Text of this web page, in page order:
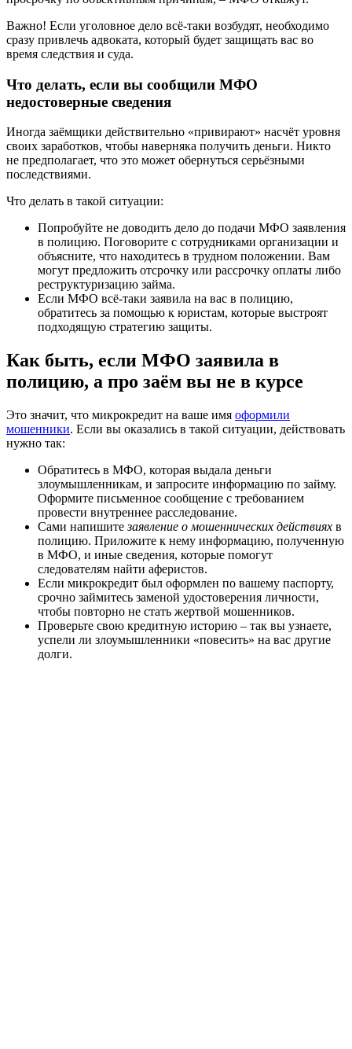
Важно! Если уголовное дело всё-таки возбудят, необходимо
сразу привлечь адвоката, который будет защищать вас во
время следствия и суда.
Что делать, если вы сообщили МФО
недостоверные сведения
Иногда заёмщики действительно «привирают» насчёт уровня
своих заработков, чтобы наверняка получить деньги. Никто
не предполагает, что это может обернуться серьёзными
последствиями.
Что делать в такой ситуации:
Попробуйте не доводить дело до подачи МФО заявления
в полицию. Поговорите с сотрудниками организации и
объясните, что находитесь в трудном положении. Вам
могут предложить отсрочку или рассрочку оплаты либо
реструктуризацию займа.
Если МФО всё-таки заявила на вас в полицию,
обратитесь за помощью к юристам, которые выстроят
подходящую стратегию защиты.
Как быть, если МФО заявила в
полицию, а про заём вы не в курсе
Это значит, что микрокредит на ваше имя оформили
мошенники. Если вы оказались в такой ситуации, действовать
нужно так:
Обратитесь в МФО, которая выдала деньги
злоумышленникам, и запросите информацию по займу.
Оформите письменное сообщение с требованием
провести внутреннее расследование.
Сами напишитезаявление о мошеннических действиях в
полицию. Приложите к нему информацию, полученную
в МФО, и иные сведения, которые помогут
следователям найти аферистов.
Если микрокредит был оформлен по вашему паспорту,
срочно займитесь заменой удостоверения личности,
чтобы повторно не стать жертвой мошенников.
Проверьте свою кредитную историю – так вы узнаете,
успели ли злоумышленники «повесить» на вас другие
долги.